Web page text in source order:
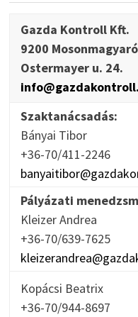
Gazda Kontroll Kft.
9200
Ostermayer u. 24.
Szaktanácsadás:
Bányai Tibor
+36-70/411-2246
Pályázati
Kleizer Andrea
+36-70/639-7625
Kopácsi Beatrix
+36-70/944-8697